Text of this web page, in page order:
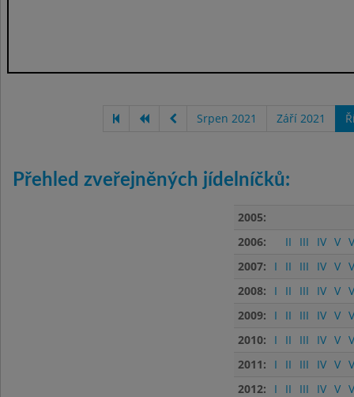
Srpen 2021 Září 2021
Přehled zveřejněných jídelníčků:
2005:
2006:
II III IV V
2007:
I II III IV V
2008:
I II III IV V
2009:
I II III IV V
2010:
I II III IV V
2011:
I II III IV V
2012:
I II III IV V